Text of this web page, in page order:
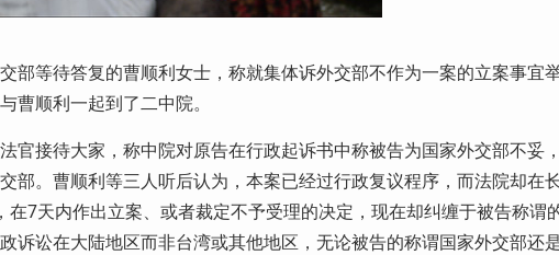
部等待答复的曹顺利女士，称就集体诉外交部不作为一案的立案事宜
曹顺利一起到了二中院。
官接待大家，称中院对原告在行政起诉书中称被告为国家外交部不妥，
部。曹顺利等三人听后认为，本案已经过行政复议程序，而法院却在
7天内作出立案、或者裁定不予受理的决定，现在却纠缠于被告称谓
诉讼在大陆地区而非台湾或其他地区，无论被告的称谓国家外交部还